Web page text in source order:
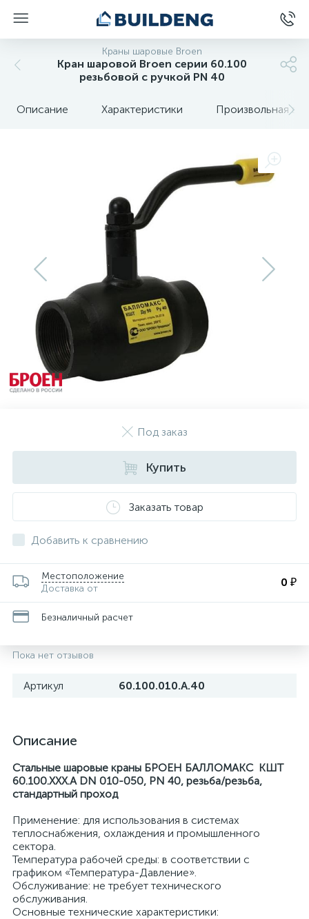
Краны шаровые Broen
Кран шаровой Broen серии 60.100
резьбовой с ручкой PN 40
Описание Характеристики Произвольная
Под заказ
Купить
Заказать товар
Добавить к сравнению
Местоположение
Доставка от
0 ₽
Безналичный расчет
Пока нет отзывов
Артикул 60.100.010.А.40
Описание
Стальные шаровые краны БРОЕН БАЛЛОМАКС КШТ
60.100.ХХХ.А DN 010-050, РN 40, резьба/резьба,
стандартный проход
Применение: для использования в системах
теплоснабжения, охлаждения и промышленного
сектора.
Температура рабочей среды: в соответствии с
графиком «Температура-Давление».
Обслуживание: не требует технического
обслуживания.
Основные технические характеристики: